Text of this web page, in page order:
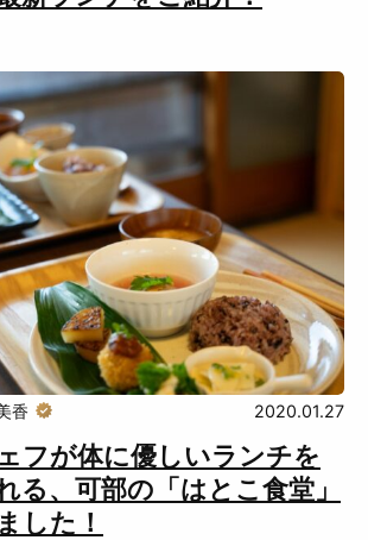
フが体に優しいランチを
る、可部の「はとこ食堂」
した！
香 2020.01.27